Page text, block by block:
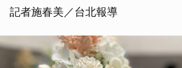
記者施春美／台北報導